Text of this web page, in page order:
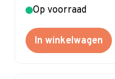
Op voorraad
In winkelwagen